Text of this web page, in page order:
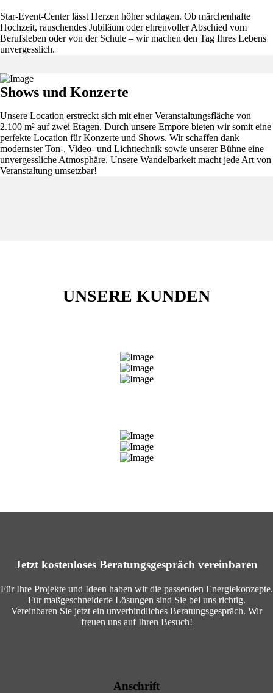
Star-Event-Center lässt Herzen höher schlagen. Ob märchenhafte
Hochzeit, rauschendes Jubiläum oder ehrenvoller Abschied vom
Berufsleben oder von der Schule – wir machen den Tag Ihres Lebens
unvergesslich.
Shows und Konzerte
Unsere Location erstreckt sich mit einer Veranstaltungsfläche von
2.100 m² auf zwei Etagen. Durch unsere Empore bieten wir somit eine
perfekte Location für Konzerte und Shows. Wir schaffen dank
modernster Ton-, Video- und Lichttechnik sowie unserer Bühne eine
unvergessliche Atmosphäre. Unsere Wandelbarkeit macht jede Art von
Veranstaltung umsetzbar!
UNSERE KUNDEN
Jetzt kostenloses Beratungsgespräch vereinbaren
Für Ihre Projekte und Ideen haben wir die passenden Energiekonzepte.
Für maßgeschneiderte Lösungen sind Sie bei uns richtig.
Vereinbaren Sie jetzt ein unverbindliches Beratungsgespräch. Wir
freuen uns auf Ihren Besuch!
Anschrift